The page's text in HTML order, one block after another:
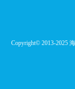
Copyright© 2013-2025